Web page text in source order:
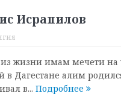
Исрапилов
из жизни имам мечети на
Дагестане алим
в... Подробнее